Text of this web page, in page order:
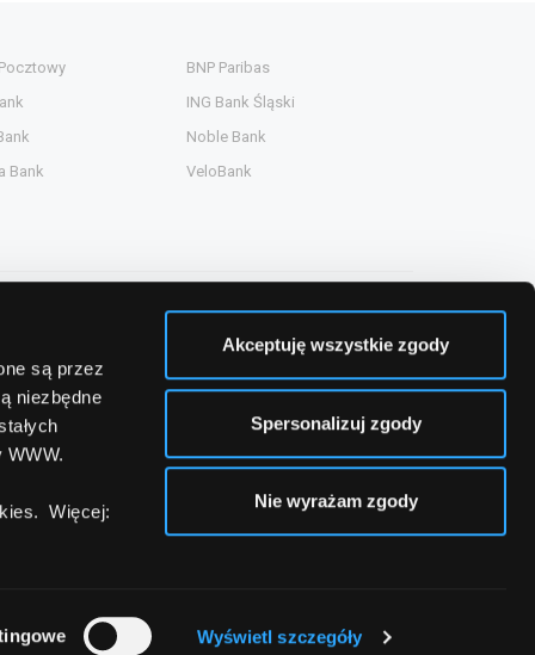
są przez
niezbędne
Więcej:
Wyświetl szczegóły
Akceptuję wszystkie zgody
Spersonalizuj zgody
Nie wyrażam zgody
BNP Paribas
ING Bank Śląski
Noble Bank
Bank
VeloBank